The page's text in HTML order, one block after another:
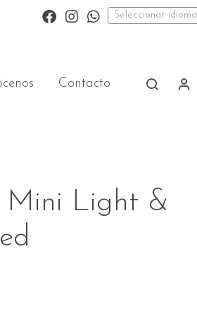
Seleccionar idioma
Contacto
Mini Light &